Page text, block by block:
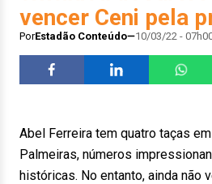
vencer Ceni pela
PorEstadão Conteúdo 10/03/22 -
Abel Ferreira tem quatro taças
Palmeiras, números
históricas. No entanto, ainda não